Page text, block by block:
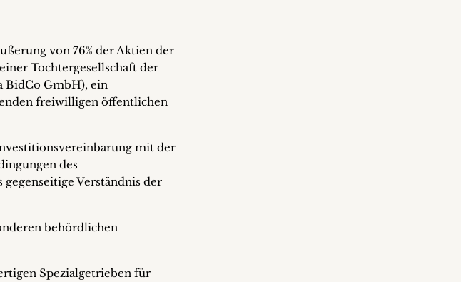
von 76% der Aktien der
Tochtergesellschaft der
BidCo GmbH), ein
freiwilligen öffentlichen
mit der
des
Verständnis der
behördlichen
Spezialgetrieben für